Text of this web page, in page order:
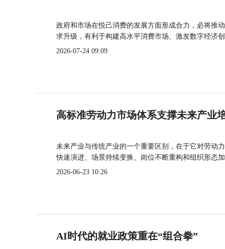
政府和市场在悦己消费的发展方面形成合力，必将推
求升级，有利于构建高水平消费市场、激发数字经济
2026-07-24 09:09
高标准劳动力市场体系支撑未来产业
未来产业与传统产业的一个重要区别，在于它对劳动
快速演进、场景持续变换、岗位不断重构和组织形态
2026-06-23 10:26
AI时代的就业政策重在“组合拳”